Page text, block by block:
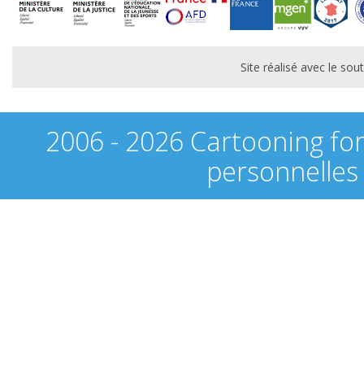
Site réalisé avec le
2006 - 2026 Cartooning
personnelles